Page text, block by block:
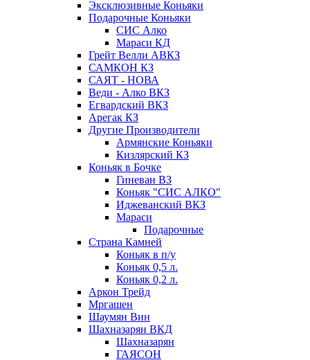
Эксклюзивные Коньяки
Подарочные Коньяки
СИС Алко
Мараси КД
Грейт Велли АВКЗ
САМКОН КЗ
САЯТ - НОВА
Веди - Алко ВКЗ
Егвардский ВКЗ
Арегак КЗ
Другие Производители
Армянские Коньяки
Кизлярский КЗ
Коньяк в Бочке
Гиневан ВЗ
Коньяк "СИС АЛКО"
Иджеванский ВКЗ
Мараси
Подарочные
Страна Камней
Коньяк в п/у
Коньяк 0,5 л.
Коньяк 0,2 л.
Аркон Трейд
Мргашен
Шаумян Вин
Шахназарян ВКД
Шахназарян
ГАЯСОН